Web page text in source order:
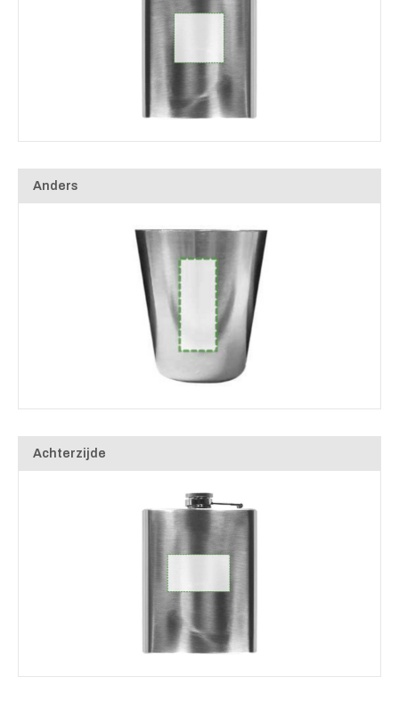
Anders
Achterzijde